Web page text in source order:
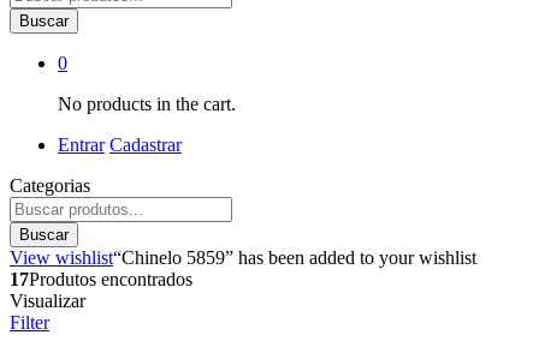
Buscar
0
No products in the cart.
Entrar Cadastrar
Categorias
Buscar
View wishlist“Chinelo 5859” has been added to your wishlist
17Produtos encontrados
Visualizar
Filter